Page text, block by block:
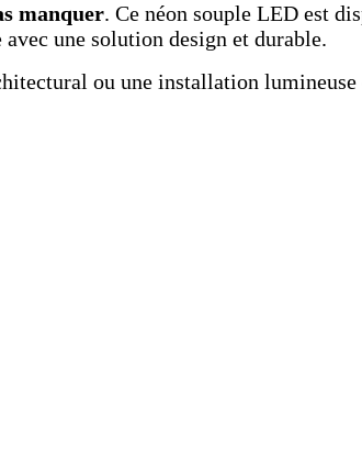
manquer. Ce néon souple LED est
une solution design et durable.
ou une installation